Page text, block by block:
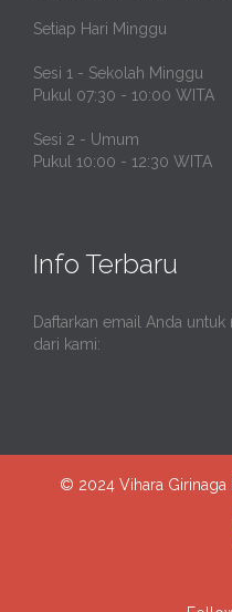
Setiap Hari Minggu
Sesi 1 - Sekolah Minggu
Pukul 07:30 - 10:00 WITA
Sesi 2 - Umum
Pukul 10:00 - 12:30 WITA
Info Terbaru
Daftarkan email Anda
dari kami:
© 2024 Vihara Girinaga